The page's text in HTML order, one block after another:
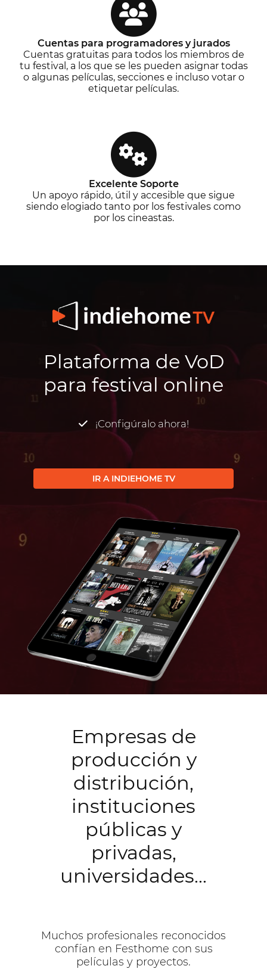
Cuentas para programadores y jurados
Cuentas gratuitas para todos los miembros de
tu festival, a los que se les pueden asignar todas
o algunas películas, secciones e incluso votar o
etiquetar películas.
Excelente Soporte
Un apoyo rápido, útil y accesible que sigue
siendo elogiado tanto por los festivales como
por los cineastas.
Plataforma de VoD
para festival online
¡Configúralo ahora!
IR A INDIEHOME TV
Empresas de
producción y
distribución,
instituciones
públicas y
privadas,
universidades...
Muchos profesionales reconocidos
confían en Festhome con sus
películas y proyectos.